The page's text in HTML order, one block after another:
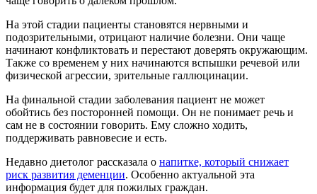
На этой стадии пациенты становятся нервными и
подозрительными, отрицают наличие болезни. Они чаще
начинают конфликтовать и перестают доверять окружающим.
Также со временем у них начинаются вспышки речевой или
физической агрессии, зрительные галлюцинации.
На финальной стадии заболевания пациент не может
обойтись без посторонней помощи. Он не понимает речь и
сам не в состоянии говорить. Ему сложно ходить,
поддерживать равновесие и есть.
Недавно диетолог рассказала о напитке, который снижает
риск развития деменции. Особенно актуальной эта
информация будет для пожилых граждан.